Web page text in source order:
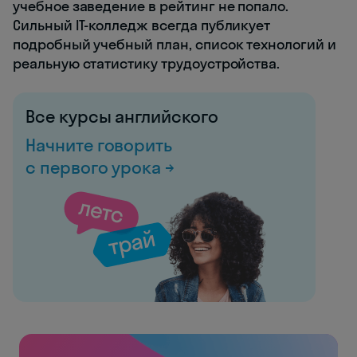
учебное заведение в рейтинг не попало.
Сильный IT-колледж всегда публикует
подробный учебный план, список технологий и
реальную статистику трудоустройства.
Все курсы английского
Начните говорить
с первого урока →